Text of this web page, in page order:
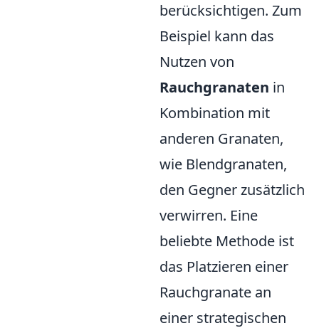
berücksichtigen. Zum
Beispiel kann das
Nutzen von
Rauchgranaten in
Kombination mit
anderen Granaten,
wie Blendgranaten,
den Gegner zusätzlich
verwirren. Eine
beliebte Methode ist
das Platzieren einer
Rauchgranate an
einer strategischen